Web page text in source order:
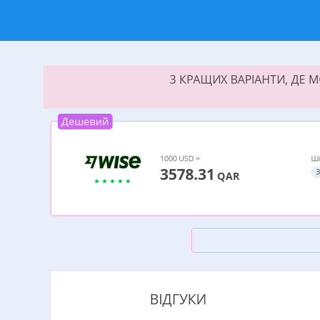
3 КРАЩИХ ВАРІАНТИ, ДЕ
Дешевий
1000 USD =
3578.31 QAR
ВІДГУКИ